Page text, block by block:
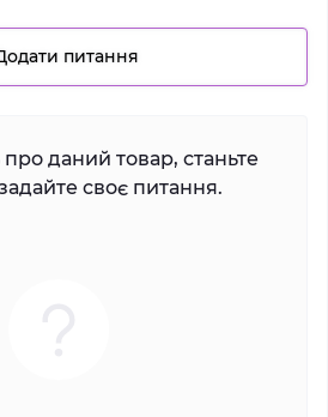
питання
даний товар, станьте
своє питання.